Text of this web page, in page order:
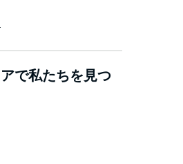
けます。
鮮な地元産オーガニック食材が
ットが開催されます。マーケッ
で私たちを見つ